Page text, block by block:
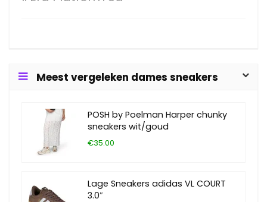
Meest vergeleken dames sneakers
POSH by Poelman Harper chunky
sneakers wit/goud
€35.00
Lage Sneakers adidas VL COURT
3.0″